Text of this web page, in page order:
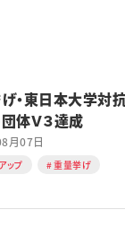
・東日本大学
体Ｖ３達成
月07日
ップ 重量挙げ